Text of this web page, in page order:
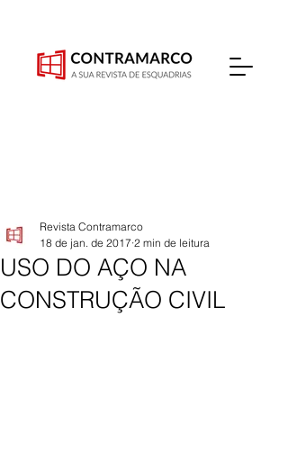
USO DO AÇO NA
CONSTRUÇÃO CIVIL
Revista Contramarco
18 de jan. de 2017 2 min de leitura